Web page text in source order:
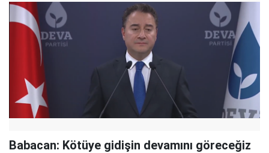
Babacan: Kötüye gidişin devamını göreceğiz